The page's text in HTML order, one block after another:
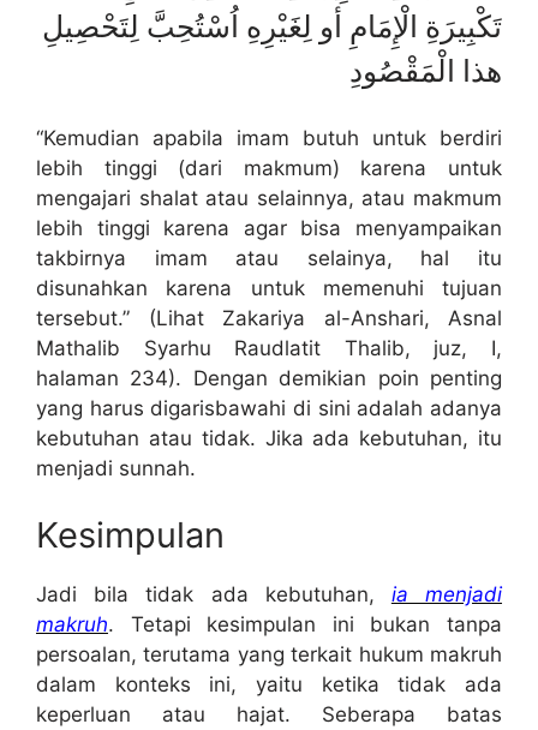
تَكْبِيرَةِ الْإِمَامِ أو لِغَيْرِهِ اُسْتُحِبَّ لِتَحْصِيلِ
هذا الْمَقْصُودِ
“Kemudian apabila imam butuh untuk berdiri
lebih tinggi (dari makmum) karena untuk
mengajari shalat atau selainnya, atau makmum
lebih tinggi karena agar bisa menyampaikan
takbirnya imam atau selainya, hal itu
disunahkan karena untuk memenuhi tujuan
tersebut.” (Lihat Zakariya al-Anshari, Asnal
Mathalib Syarhu Raudlatit Thalib, juz, I,
halaman 234). Dengan demikian poin penting
yang harus digarisbawahi di sini adalah adanya
kebutuhan atau tidak. Jika ada kebutuhan, itu
menjadi sunnah.
Kesimpulan
Jadi bila tidak ada kebutuhan, ia menjadi
makruh. Tetapi kesimpulan ini bukan tanpa
persoalan, terutama yang terkait hukum makruh
dalam konteks ini, yaitu ketika tidak ada
keperluan atau hajat. Seberapa batas